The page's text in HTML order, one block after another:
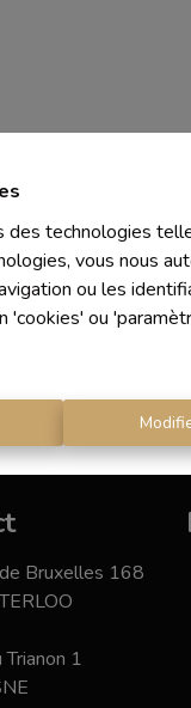
technologies
vous nous
ou les
ou
Bruxelles 168
1